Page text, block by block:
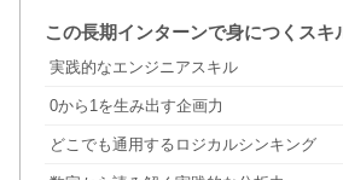
この長期インターンで身につくスキ
実践的なエンジニアスキル
0から1を生み出す企画力
どこでも通用するロジカルシンキング